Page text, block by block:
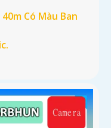
Có Màu Ban